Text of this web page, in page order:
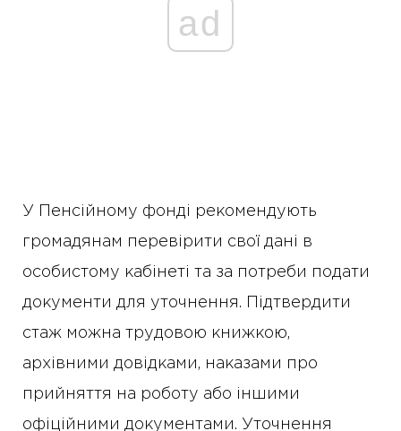
ad
У Пенсійному фонді рекомендують
громадянам перевірити свої дані в
особистому кабінеті та за потреби подати
документи для уточнення. Підтвердити
стаж можна трудовою книжкою,
архівними довідками, наказами про
прийняття на роботу або іншими
офіційними документами. Уточнення